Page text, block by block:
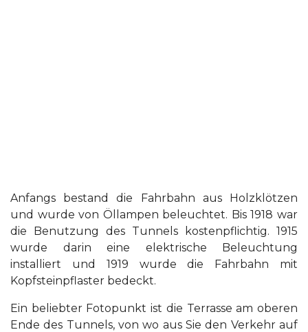
Anfangs bestand die Fahrbahn aus Holzklötzen
und wurde von Öllampen beleuchtet. Bis 1918 war
die Benutzung des Tunnels kostenpflichtig. 1915
wurde darin eine elektrische Beleuchtung
installiert und 1919 wurde die Fahrbahn mit
Kopfsteinpflaster bedeckt.
Ein beliebter Fotopunkt ist die Terrasse am oberen
Ende des Tunnels, von wo aus Sie den Verkehr auf